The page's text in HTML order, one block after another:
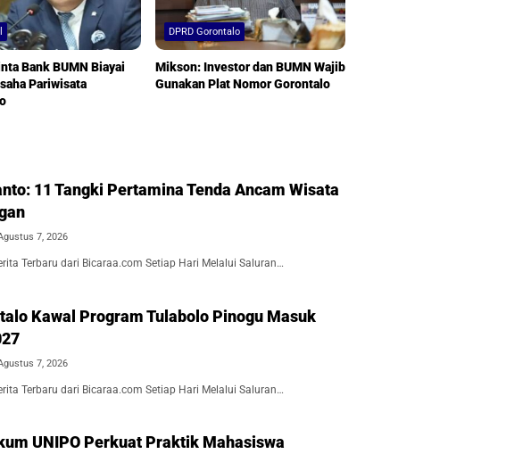
Bank BUMN Biayai
Pariwisata
DPRD Gorontalo
Mikson: Investor dan BUMN Wajib
Gunakan Plat Nomor Gorontalo
11 Tangki Pertamina Tenda Ancam Wisata
7, 2026
Terbaru dari Bicaraa.com Setiap Hari Melalui Saluran…
Kawal Program Tulabolo Pinogu Masuk
7, 2026
Terbaru dari Bicaraa.com Setiap Hari Melalui Saluran…
UNIPO Perkuat Praktik Mahasiswa